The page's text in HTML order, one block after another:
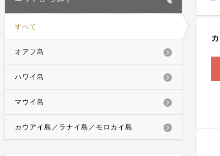
すべて
オアフ島
ハワイ島
マウイ島
カウアイ島／ラナイ島／モロカイ島